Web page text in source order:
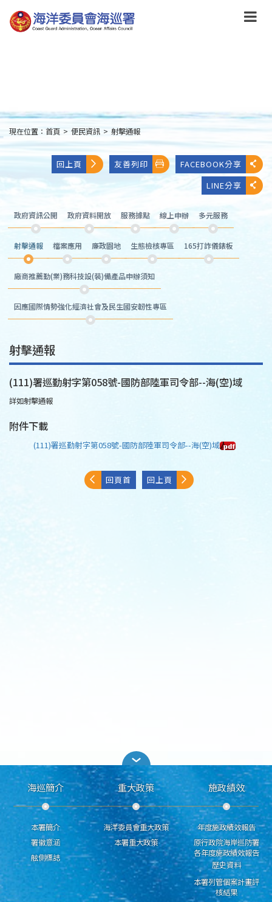
到
主
:::
現在位置： 首頁 > 便民資訊 > 射擊通報
回上頁 友善列印
FACEBOOK分享
LINE分享
政府資訊公開 政府資料開放 服務據點 線上申辦 多元服務
射擊通報 檔案應用 廉政園地 生態檢核專區 165打詐儀錶板
廠商推薦勤(業)務科技設(裝)備產品申辦須知
因應國際情勢強化經濟社會及民生國安韌性專區
射擊通報
(111)署巡勤射字第058號-國防部陸軍司令部--海(空)域
詳如射擊通報
附件下載
(111)署巡勤射字第058號-國防部陸軍司令部--海(空)域
回頁首 回上頁
海巡簡介
本署簡介
署徽意涵
舷側標誌
重大政策
海洋委員會重大政策
本署重大政策
施政績效
年度施政績效報告
原行政院海岸巡防署
各年度施政績效報告
歷史資料
本署列管個案計畫評
核結果